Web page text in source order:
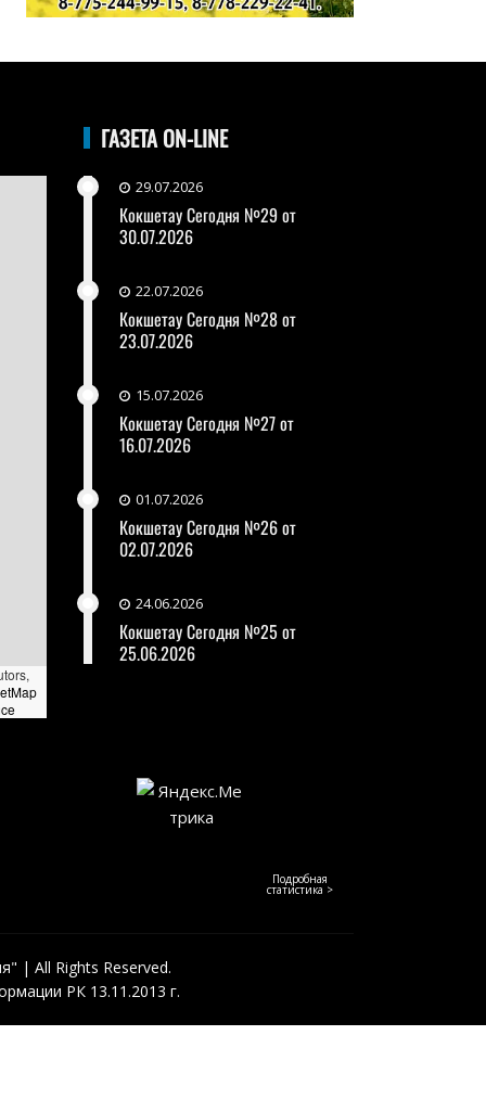
ГАЗЕТА ON-LINE
29.07.2026
Кокшетау Сегодня №29 от
30.07.2026
22.07.2026
Кокшетау Сегодня №28 от
23.07.2026
15.07.2026
Кокшетау Сегодня №27 от
16.07.2026
01.07.2026
Кокшетау Сегодня №26 от
02.07.2026
24.06.2026
Кокшетау Сегодня №25 от
25.06.2026
Подробная
статистика >
| All Rights Reserved.
РК 13.11.2013 г.